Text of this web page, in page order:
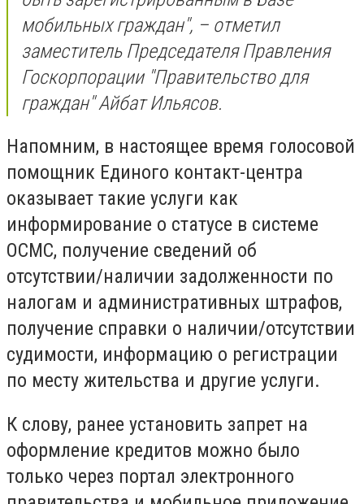
мобильных граждан", – отметил
заместитель Председателя Правления
Госкорпорации "Правительство для
граждан" Айбат Ильясов.
Напомним, в настоящее время голосовой
помощник Единого контакт-центра
оказывает такие услуги как
информирование о статусе в системе
ОСМС, получение сведений об
отсутствии/наличии задолженности по
налогам и административных штрафов,
получение справки о наличии/отсутствии
судимости, информацию о регистрации
по месту жительства и другие услуги.
К слову, ранее установить запрет на
оформление кредитов можно было
только через портал электронного